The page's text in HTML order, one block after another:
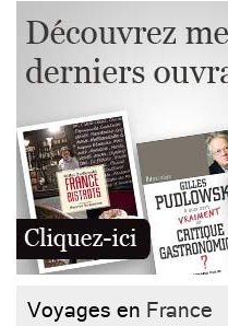
Voyages en France